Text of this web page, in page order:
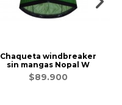
Chaqueta windbreaker
sin mangas Nopal W
$89.900